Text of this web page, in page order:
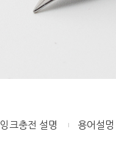
잉크충전 설명 용어설멍